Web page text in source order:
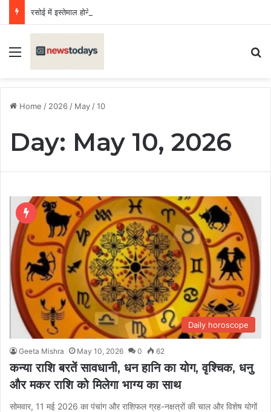
रसोई में इस्तेमाल होने वाले Fortune तेल का सैंपल जांच में फेल, लगा जुर्माना
Menu
Home / 2026 / May /10
Day: May 10, 2026
Daily horoscope
Geeta Mishra May 10, 2026 0 62
कन्या राशि बरतें सावधानी, धन हानि का योग, वृश्चिक, धनु
और मकर राशि को मिलेगा भाग्य का साथ
सोमवार, 11 मई 2026 का पंचांग और राशिफल ग्रह-नक्षत्रों की चाल और विशेष योगों